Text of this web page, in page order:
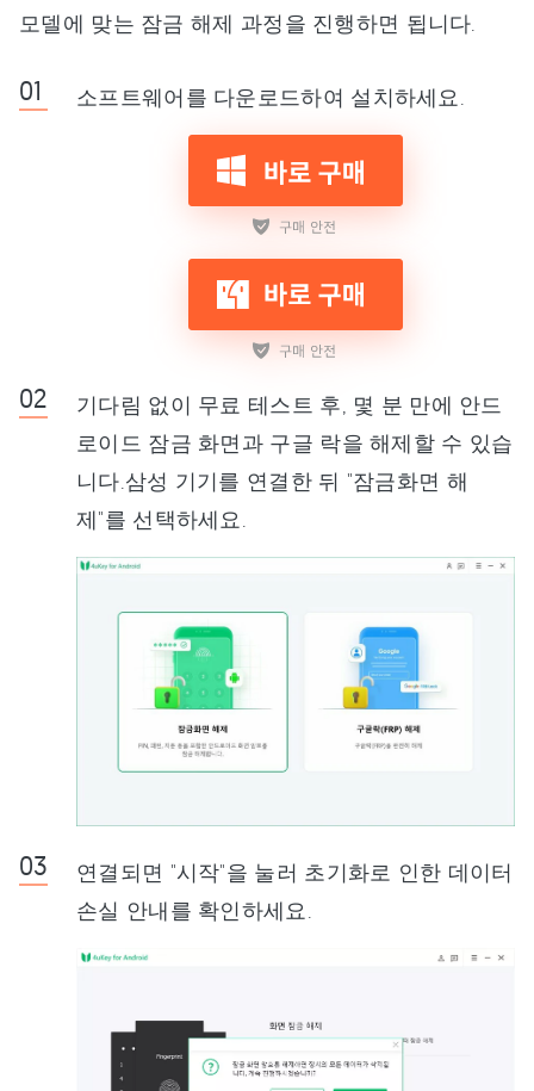
모델에 맞는 잠금 해제 과정을 진행하면 됩니다.
소프트웨어를 다운로드하여 설치하세요.
기다림 없이 무료 테스트 후, 몇 분 만에 안드
로이드 잠금 화면과 구글 락을 해제할 수 있습
니다.삼성 기기를 연결한 뒤 "잠금화면 해
제"를 선택하세요.
연결되면 "시작"을 눌러 초기화로 인한 데이터
손실 안내를 확인하세요.